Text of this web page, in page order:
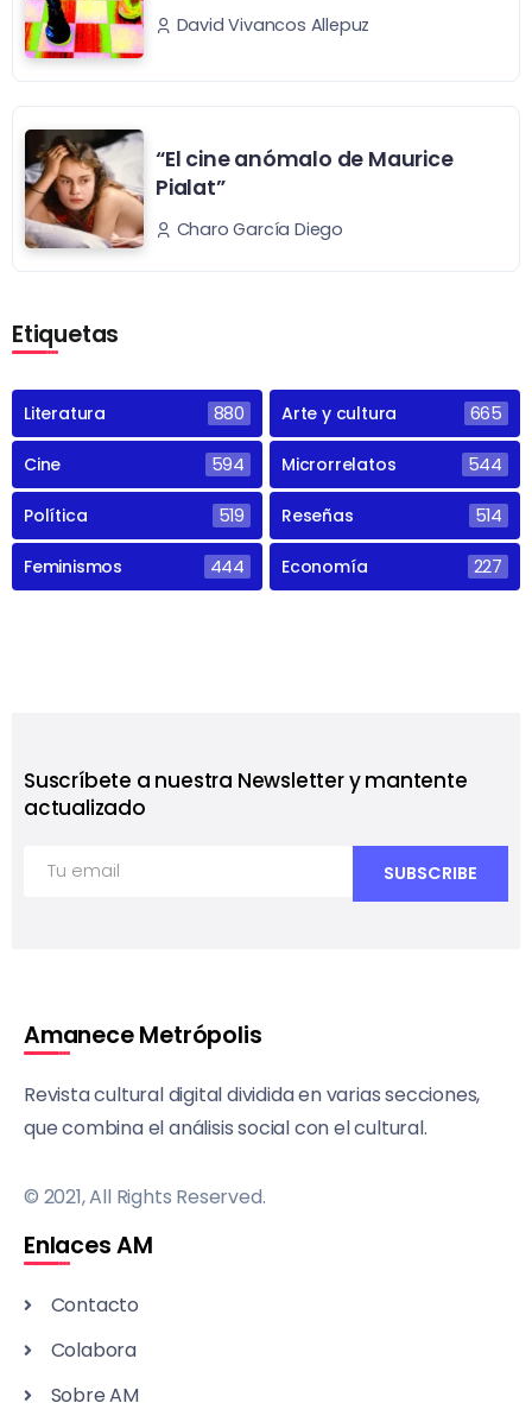
David Vivancos Allepuz
“El cine anómalo de Maurice
Pialat”
Charo García Diego
Etiquetas
Literatura 880 Arte y cultura 665
Cine 594 Microrrelatos 544
Política 519 Reseñas 514
Feminismos 444 Economía 227
Suscríbete a nuestra Newsletter y mantente
actualizado
Amanece Metrópolis
Revista cultural digital dividida en varias secciones,
que combina el análisis social con el cultural.
© 2021, All Rights Reserved.
Enlaces AM
Contacto
Colabora
Sobre AM